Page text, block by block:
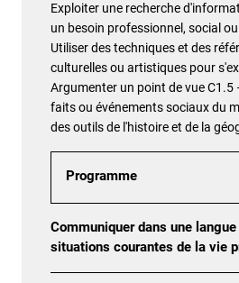
Exploiter une recherche
un besoin professionnel, social
Utiliser des techniques et des
culturelles ou artistiques pour
Argumenter un point de vue C1.5
faits ou événements sociaux du
des outils de l'histoire et de la
Programme
Communiquer dans une
situations courantes de la vie